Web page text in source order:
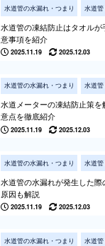
水道管の水漏れ・つまり 水道
水道管の凍結防止はタオル
意事項を紹介
2025.11.19 2025.12.03
水道管の水漏れ・つまり 水道
水道メーターの凍結防止策
意点を徹底紹介
2025.11.19 2025.12.03
水道管の水漏れ・つまり 水道
水道管の水漏れが発生した際
原因も解説
2025.11.19 2025.12.03
水道管の水漏れ・つまり 水道